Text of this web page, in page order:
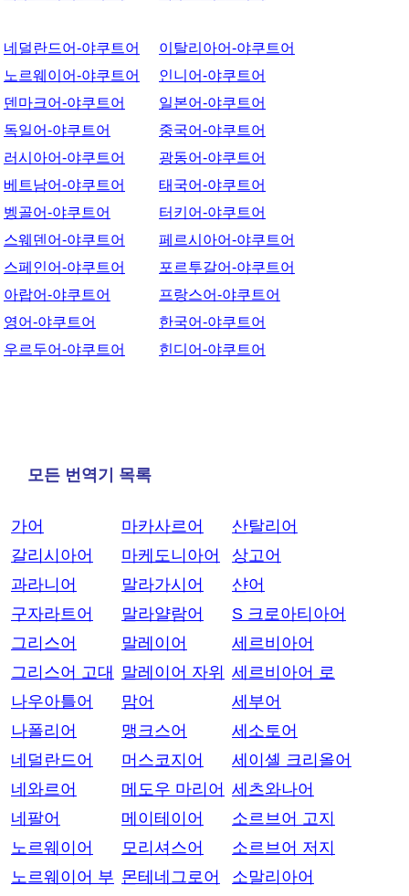
네덜란드어-야쿠트어
노르웨이어-야쿠트어
덴마크어-야쿠트어
독일어-야쿠트어
러시아어-야쿠트어
베트남어-야쿠트어
벵골어-야쿠트어
스웨덴어-야쿠트어
스페인어-야쿠트어
아랍어-야쿠트어
영어-야쿠트어
우르두어-야쿠트어
이탈리아어-야쿠트어
인니어-야쿠트어
일본어-야쿠트어
중국어-야쿠트어
광동어-야쿠트어
태국어-야쿠트어
터키어-야쿠트어
페르시아어-야쿠트어
포르투갈어-야쿠트어
프랑스어-야쿠트어
한국어-야쿠트어
힌디어-야쿠트어
모든 번역기 목록
가어
갈리시아어
과라니어
구자라트어
그리스어
그리스어 고대
나우아틀어
나폴리어
네덜란드어
네와르어
네팔어
노르웨이어
노르웨이어 부
마카사르어
마케도니아어
말라가시어
말라얄람어
말레이어
말레이어 자위
맘어
맹크스어
머스코지어
메도우 마리어
메이테이어
모리셔스어
몬테네그로어
산탈리어
상고어
샨어
S 크로아티아어
세르비아어
세르비아어 로
세부어
세소토어
세이셸 크리올어
세츠와나어
소르브어 고지
소르브어 저지
소말리아어